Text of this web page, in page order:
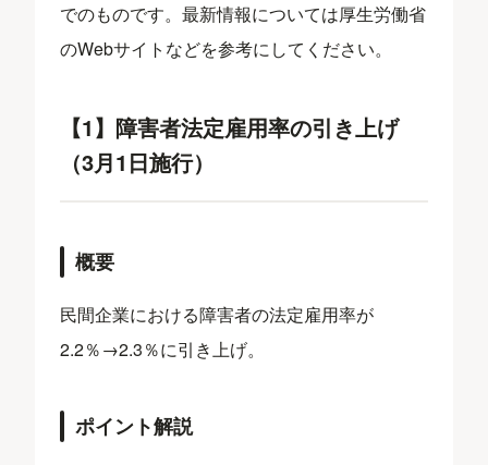
でのものです。最新情報については厚生労働省
のWebサイトなどを参考にしてください。
【1】障害者法定雇用率の引き上げ
（3月1日施行）
概要
民間企業における障害者の法定雇用率が
2.2％→2.3％に引き上げ。
ポイント解説